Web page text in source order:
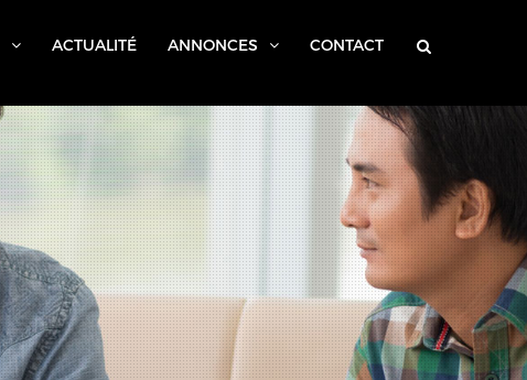
ACTUALITÉ ANNONCES CONTACT